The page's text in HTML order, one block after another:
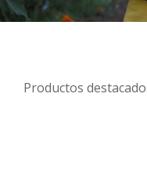
Productos